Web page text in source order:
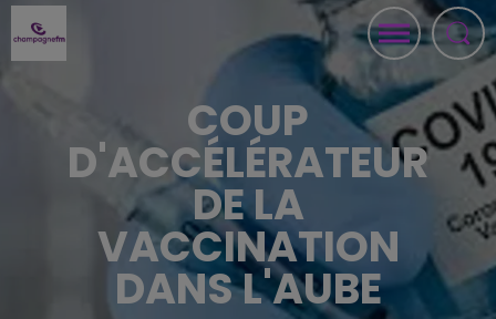
COUP
D'ACCÉLÉRATEUR
DE LA
VACCINATION
DANS L'AUBE